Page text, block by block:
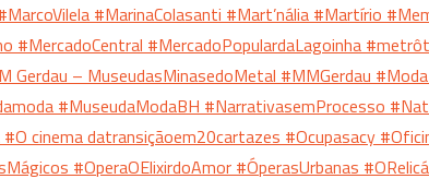
#MarinaColasanti #Mart’nália #Martírio
#MercadoCentral #MercadoPopulardaLagoinha
Gerdau – MuseudasMinasedoMetal #MMGerdau #Moda
#MuseudaModaBH #NarrativasemProcesso
#O cinema datransiçãoem20cartazes #Ocupasacy
#OperaOElixirdoAmor #ÓperasUrbanas